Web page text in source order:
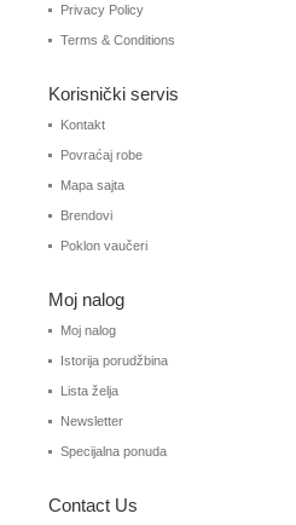
Privacy Policy
Terms & Conditions
Korisnički servis
Kontakt
Povraćaj robe
Mapa sajta
Brendovi
Poklon vaučeri
Moj nalog
Moj nalog
Istorija porudžbina
Lista želja
Newsletter
Specijalna ponuda
Contact Us